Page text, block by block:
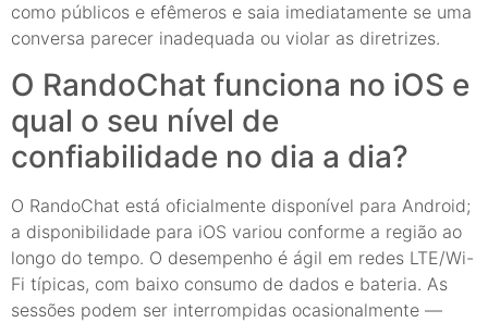
como públicos e efêmeros e saia imediatamente se uma
conversa parecer inadequada ou violar as diretrizes.
O RandoChat funciona no iOS e
qual o seu nível de
confiabilidade no dia a dia?
O RandoChat está oficialmente disponível para Android;
a disponibilidade para iOS variou conforme a região ao
longo do tempo. O desempenho é ágil em redes LTE/Wi-
Fi típicas, com baixo consumo de dados e bateria. As
sessões podem ser interrompidas ocasionalmente —